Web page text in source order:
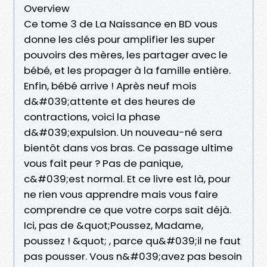
Overview
Ce tome 3 de La Naissance en BD vous
donne les clés pour amplifier les super
pouvoirs des mères, les partager avec le
bébé, et les propager à la famille entière.
Enfin, bébé arrive ! Après neuf mois
d&#039;attente et des heures de
contractions, voici la phase
d&#039;expulsion. Un nouveau-né sera
bientôt dans vos bras. Ce passage ultime
vous fait peur ? Pas de panique,
c&#039;est normal. Et ce livre est là, pour
ne rien vous apprendre mais vous faire
comprendre ce que votre corps sait déjà.
Ici, pas de &quot;Poussez, Madame,
poussez ! &quot; , parce qu&#039;il ne faut
pas pousser. Vous n&#039;avez pas besoin